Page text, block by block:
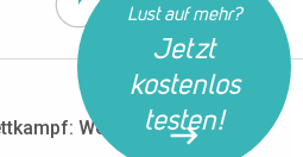
Lust auf mehr?
Jetzt
kostenlos
testen!
Weitsprung